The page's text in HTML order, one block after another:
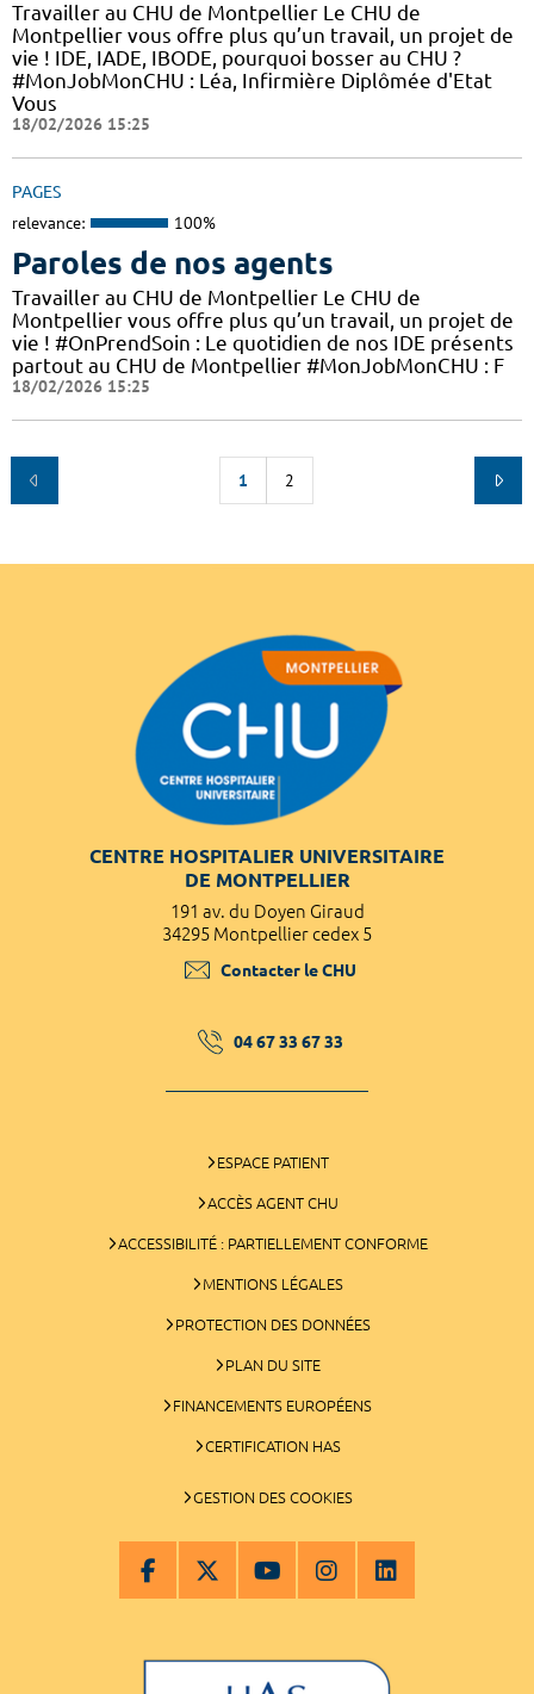
Travailler au CHU de Montpellier Le CHU de
Montpellier vous offre plus qu’un travail, un projet de
vie ! IDE, IADE, IBODE, pourquoi bosser au CHU ?
#MonJobMonCHU : Léa, Infirmière Diplômée d'Etat
Vous
18/02/2026 15:25
PAGES
relevance: 100%
Paroles de nos agents
Travailler au CHU de Montpellier Le CHU de
Montpellier vous offre plus qu’un travail, un projet de
vie ! #OnPrendSoin : Le quotidien de nos IDE présents
partout au CHU de Montpellier #MonJobMonCHU : F
18/02/2026 15:25
1 2
CENTRE HOSPITALIER UNIVERSITAIRE
DE MONTPELLIER
191 av. du Doyen Giraud
34295 Montpellier cedex 5
Contacter le CHU
04 67 33 67 33
ESPACE PATIENT
ACCÈS AGENT CHU
ACCESSIBILITÉ : PARTIELLEMENT CONFORME
MENTIONS LÉGALES
PROTECTION DES DONNÉES
PLAN DU SITE
FINANCEMENTS EUROPÉENS
CERTIFICATION HAS
GESTION DES COOKIES